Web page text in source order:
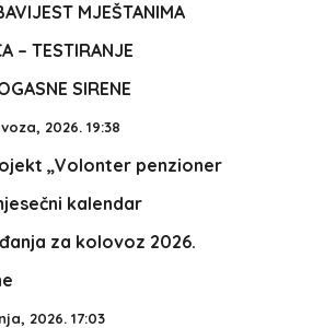
MJEŠTANIMA
– TESTIRANJE
SIRENE
2026. 19:38
„Volonter penzioner
kalendar
za kolovoz 2026.
2026. 17:03